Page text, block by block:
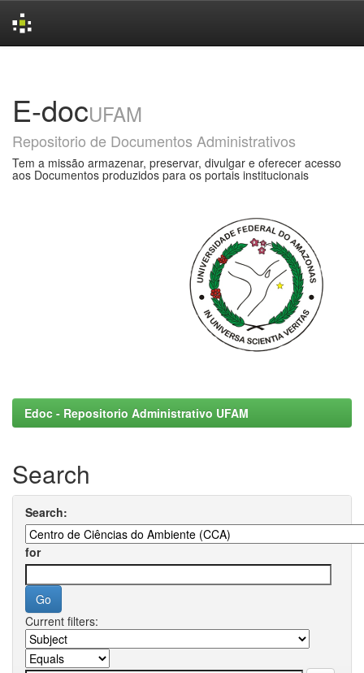
E-docUFAM
Repositorio de Documentos Administrativos
Tem a missão armazenar, preservar, divulgar e oferecer acesso
aos Documentos produzidos para os portais institucionais
Edoc - Repositorio Administrativo UFAM
Search
Search:
for
Current filters: